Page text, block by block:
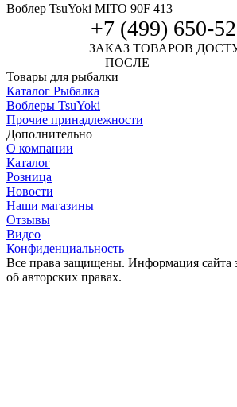
Воблер TsuYoki MITO 90F 413
+7 (499) 650-
ЗАКАЗ ТОВАРОВ
ПОСЛЕ
Товары для рыбалки
Каталог Рыбалка
Воблеры TsuYoki
Прочие принадлежности
Дополнительно
О компании
Каталог
Розница
Новости
Наши магазины
Отзывы
Видео
Конфиденциальность
Все права защищены. Информация сайта
об авторских правах.